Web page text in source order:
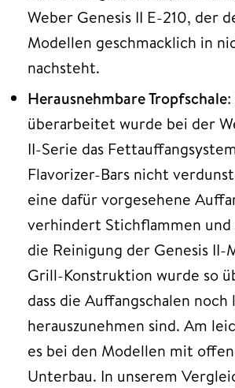
Weber Genesis II E-210, der
Modellen geschmacklich in
nachsteht.
Herausnehmbare Tropfschale
überarbeitet wurde bei der
II-Serie das
Flavorizer-Bars nicht
eine dafür vorgesehene
verhindert Stichflammen
die Reinigung der Genesis II-
Grill-Konstruktion wurde so
dass die Auffangschalen
herauszunehmen sind. Am
es bei den Modellen mit
Unterbau. In unserem